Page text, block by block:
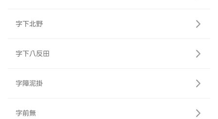
字下北野
字下八反田
字障泥掛
字前無